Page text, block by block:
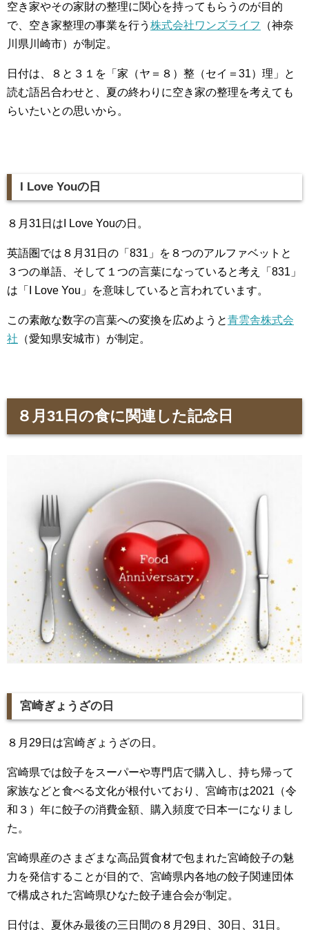
空き家やその家財の整理に関心を持ってもらうのが目的
で、空き家整理の事業を行う 株式会社ワンズライフ
（神奈
川県川崎市）が制定。
日付は、８と３１を「家（ヤ＝８）整（セイ＝31）理」と
読む語呂合わせと、夏の終わりに空き家の整理を考えても
らいたいとの思いから。
I Love Youの日
８月31日はI Love Youの日。
英語圏では８月31日の「831」を８つのアルファベットと
３つの単語、そして１つの言葉になっていると考え「831」
は「I Love You」を意味していると言われています。
この素敵な数字の言葉への変換を広めようと青雲舎株式会
社 （愛知県安城市）が制定。
８月31日の食に関連した記念日
宮崎ぎょうざの日
８月29日は宮崎ぎょうざの日。
宮崎県では餃子をスーパーや専門店で購入し、持ち帰って
家族などと食べる文化が根付いており、宮崎市は2021（令
和３）年に餃子の消費金額、購入頻度で日本一になりまし
た。
宮崎県産のさまざまな高品質食材で包まれた宮崎餃子の魅
力を発信することが目的で、宮崎県内各地の餃子関連団体
で構成された宮崎県ひなた餃子連合会が制定。
日付は、夏休み最後の三日間の８月29日、30日、31日。